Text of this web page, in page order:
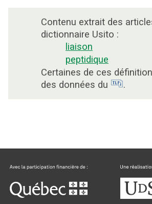
Contenu extrait des
dictionnaire Usito :
liaison
peptidique
Certaines de ces
des données du
.